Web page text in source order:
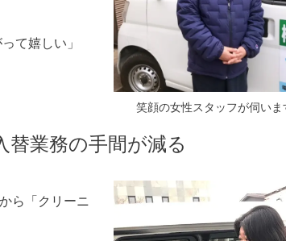
笑顔の女性スタッフが伺いま
て嬉しい」
替業務の手間が減る
ら「クリーニ